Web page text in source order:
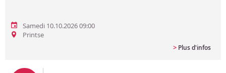
Samedi 10.10.2026 09:00
Printse
> Plus d'infos